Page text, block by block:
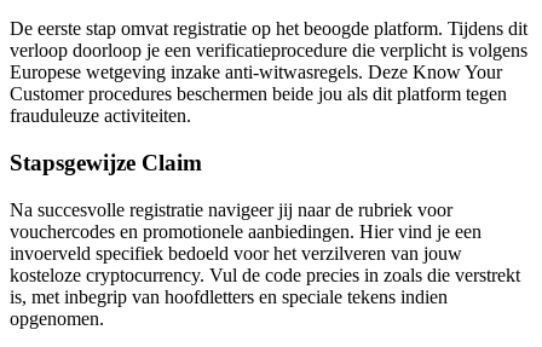
De eerste stap omvat registratie op het beoogde platform. Tijdens dit
verloop doorloop je een verificatieprocedure die verplicht is volgens
Europese wetgeving inzake anti-witwasregels. Deze Know Your
Customer procedures beschermen beide jou als dit platform tegen
frauduleuze activiteiten.
Stapsgewijze Claim
Na succesvolle registratie navigeer jij naar de rubriek voor
vouchercodes en promotionele aanbiedingen. Hier vind je een
invoerveld specifiek bedoeld voor het verzilveren van jouw
kosteloze cryptocurrency. Vul de code precies in zoals die verstrekt
is, met inbegrip van hoofdletters en speciale tekens indien
opgenomen.